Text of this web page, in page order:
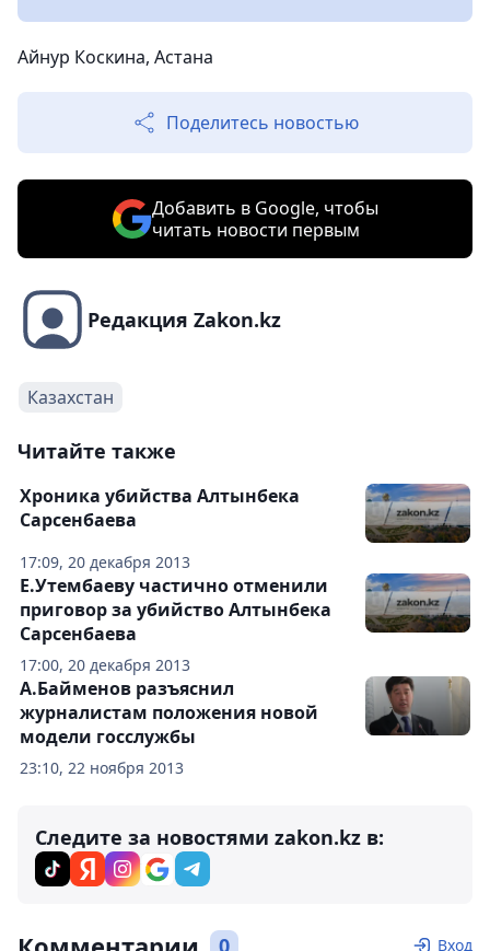
Айнур Коскина, Астана
Поделитесь новостью
Добавить в Google, чтобы
читать новости первым
Редакция Zakon.kz
Казахстан
Читайте также
17:09, 20 декабря 2013
Хроника убийства Алтынбека
Сарсенбаева
17:00, 20 декабря 2013
Е.Утембаеву частично отменили
приговор за убийство Алтынбека
Сарсенбаева
23:10, 22 ноября 2013
А.Байменов разъяснил
журналистам положения новой
модели госслужбы
Следите за новостями zakon.kz в:
0 Вход